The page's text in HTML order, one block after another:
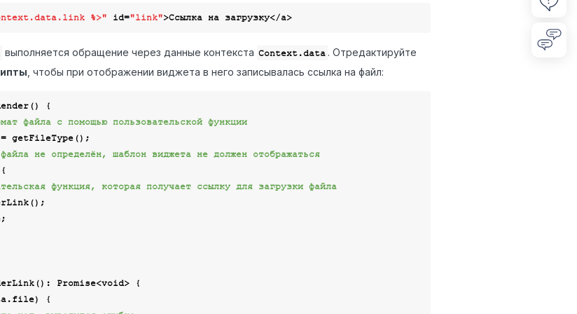
%>" id="link">Ссылка на загрузку</a>
выполняется обращение через данные контекста Context.data . Отредактируйте
, чтобы при отображении виджета в него записывалась ссылка на файл:
()
{
файла с помощью пользовательской функции
getFileType();
не определён, шаблон виджета не должен отображаться
функция, которая получает ссылку для загрузки файла
;
(): Promise<void>
{
{